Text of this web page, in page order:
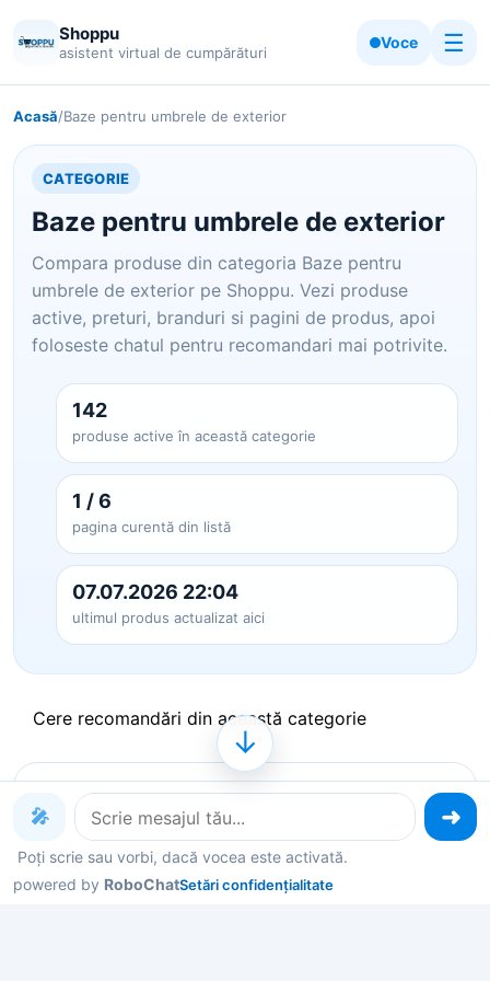
Shoppu
asistent virtual de cumpărături
Voce ☰
Acasă/Baze pentru umbrele de exterior
CATEGORIE
Baze pentru umbrele de exterior
Compara produse din categoria Baze pentru
umbrele de exterior pe Shoppu. Vezi produse
active, preturi, branduri si pagini de produs, apoi
foloseste chatul pentru recomandari mai potrivite.
142
produse active în această categorie
1 / 6
pagina curentă din listă
07.07.2026 22:04
ultimul produs actualizat aici
Cere recomandări din această categorie
Produse pe care le poți explora
acum
Deschide un produs ca să vezi detalii, sau spune-
🎤
Poți scrie sau vorbi, dacă vocea este activată.
powered by RoboChatSetări confidențialitate
↓